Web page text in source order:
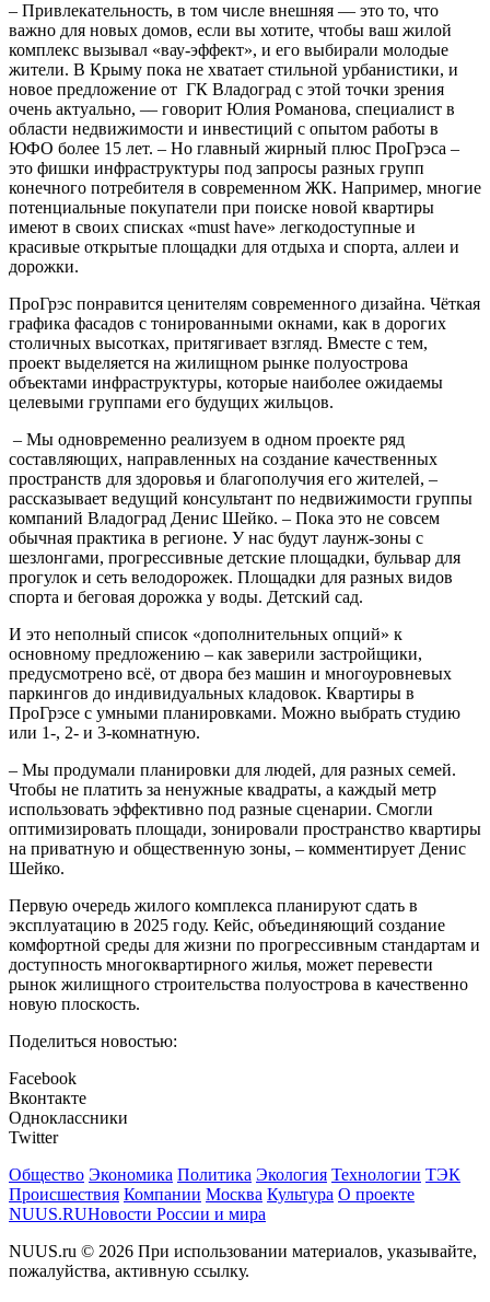
– Привлекательность, в том числе внешняя — это то, что
важно для новых домов, если вы хотите, чтобы ваш жилой
комплекс вызывал «вау-эффект», и его выбирали молодые
жители. В Крыму пока не хватает стильной урбанистики, и
новое предложение от ГК Владоград с этой точки зрения
очень актуально, –– говорит Юлия Романова, специалист в
области недвижимости и инвестиций с опытом работы в
ЮФО более 15 лет. – Но главный жирный плюс ПроГрэса –
это фишки инфраструктуры под запросы разных групп
конечного потребителя в современном ЖК. Например, многие
потенциальные покупатели при поиске новой квартиры
имеют в своих списках «must have» легкодоступные и
красивые открытые площадки для отдыха и спорта, аллеи и
дорожки.
ПроГрэс понравится ценителям современного дизайна. Чёткая
графика фасадов с тонированными окнами, как в дорогих
столичных высотках, притягивает взгляд. Вместе с тем,
проект выделяется на жилищном рынке полуострова
объектами инфраструктуры, которые наиболее ожидаемы
целевыми группами его будущих жильцов.
– Мы одновременно реализуем в одном проекте ряд
составляющих, направленных на создание качественных
пространств для здоровья и благополучия его жителей, –
рассказывает ведущий консультант по недвижимости группы
компаний Владоград Денис Шейко. – Пока это не совсем
обычная практика в регионе. У нас будут лаунж-зоны с
шезлонгами, прогрессивные детские площадки, бульвар для
прогулок и сеть велодорожек. Площадки для разных видов
спорта и беговая дорожка у воды. Детский сад.
И это неполный список «дополнительных опций» к
основному предложению – как заверили застройщики,
предусмотрено всё, от двора без машин и многоуровневых
паркингов до индивидуальных кладовок. Квартиры в
ПроГрэсе с умными планировками. Можно выбрать студию
или 1-, 2- и 3-комнатную.
– Мы продумали планировки для людей, для разных семей.
Чтобы не платить за ненужные квадраты, а каждый метр
использовать эффективно под разные сценарии. Смогли
оптимизировать площади, зонировали пространство квартиры
на приватную и общественную зоны, – комментирует Денис
Шейко.
Первую очередь жилого комплекса планируют сдать в
эксплуатацию в 2025 году. Кейс, объединяющий создание
комфортной среды для жизни по прогрессивным стандартам и
доступность многоквартирного жилья, может перевести
рынок жилищного строительства полуострова в качественно
новую плоскость.
Поделиться новостью:
Facebook
Вконтакте
Одноклассники
Twitter
Общество Экономика Политика Экология Технологии ТЭК
Происшествия Компании Москва Культура О проекте
NUUS.RUНовости России и мира
NUUS.ru © 2026 При использовании материалов, указывайте,
пожалуйства, активную ссылку.